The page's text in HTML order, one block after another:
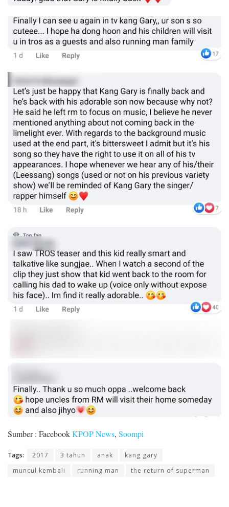
Sumber : FacebookKPOP News, Soompi
Tags: 2017 3 tahun anak
kang gary
muncul kembali
running man the return of superman